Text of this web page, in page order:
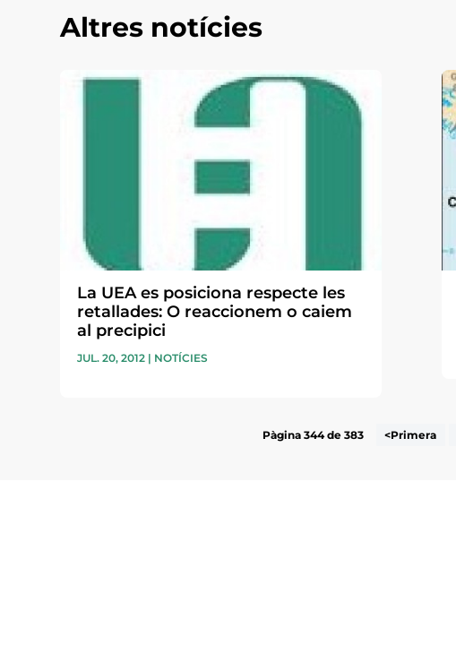
Altres notícies
La UEA es posiciona respecte les
retallades: O reaccionem o caiem
al precipici
JUL. 20, 2012 | NOTÍCIES
Pàgina 344 de 383 <Primera